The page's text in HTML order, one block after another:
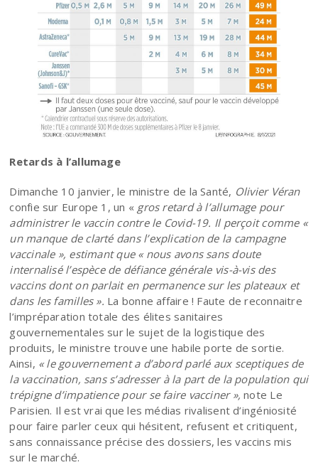
Retards à l’allumage
Dimanche 10 janvier, le ministre de la Santé, Olivier Véran
confie sur Europe 1, un « gros retard à l’allumage pour
administrer le vaccin contre le Covid-19. Il perçoit comme «
un manque de clarté dans l’explication de la campagne
vaccinale », estimant que « nous avons sans doute
internalisé l’espèce de défiance générale vis-à-vis des
vaccins dont on parlait en permanence sur les plateaux et
dans les familles ». La bonne affaire ! Faute de reconnaitre
l’impréparation totale des élites sanitaires
gouvernementales sur le sujet de la logistique des
produits, le ministre trouve une habile porte de sortie.
Ainsi, « le gouvernement a d’abord parlé aux sceptiques de
la vaccination, sans s’adresser à la part de la population qui
trépigne d’impatience pour se faire vacciner »,note Le
Parisien. Il est vrai que les médias rivalisent d’ingéniosité
pour faire parler ceux qui hésitent, refusent et critiquent,
sans connaissance précise des dossiers, les vaccins mis
sur le marché.